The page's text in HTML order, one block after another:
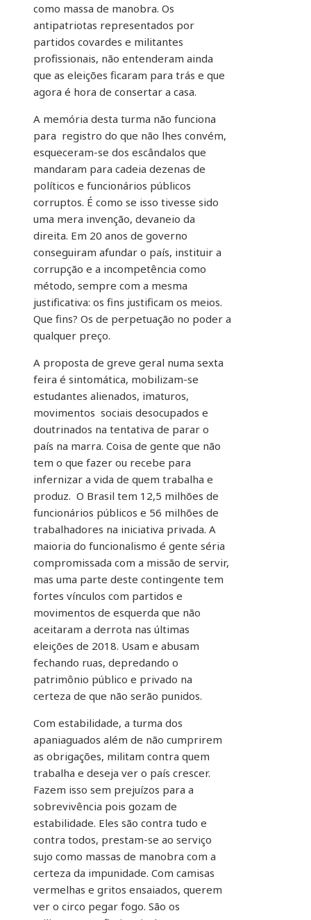
como massa de manobra. Os
antipatriotas representados por
partidos covardes e militantes
profissionais, não entenderam ainda
que as eleições ficaram para trás e que
agora é hora de consertar a casa.
A memória desta turma não funciona
para registro do que não lhes convém,
esqueceram-se dos escândalos que
mandaram para cadeia dezenas de
políticos e funcionários públicos
corruptos. É como se isso tivesse sido
uma mera invenção, devaneio da
direita. Em 20 anos de governo
conseguiram afundar o país, instituir a
corrupção e a incompetência como
método, sempre com a mesma
justificativa: os fins justificam os meios.
Que fins? Os de perpetuação no poder a
qualquer preço.
A proposta de greve geral numa sexta
feira é sintomática, mobilizam-se
estudantes alienados, imaturos,
movimentos sociais desocupados e
doutrinados na tentativa de parar o
país na marra. Coisa de gente que não
tem o que fazer ou recebe para
infernizar a vida de quem trabalha e
produz. O Brasil tem 12,5 milhões de
funcionários públicos e 56 milhões de
trabalhadores na iniciativa privada. A
maioria do funcionalismo é gente séria
compromissada com a missão de servir,
mas uma parte deste contingente tem
fortes vínculos com partidos e
movimentos de esquerda que não
aceitaram a derrota nas últimas
eleições de 2018. Usam e abusam
fechando ruas, depredando o
patrimônio público e privado na
certeza de que não serão punidos.
Com estabilidade, a turma dos
apaniaguados além de não cumprirem
as obrigações, militam contra quem
trabalha e deseja ver o país crescer.
Fazem isso sem prejuízos para a
sobrevivência pois gozam de
estabilidade. Eles são contra tudo e
contra todos, prestam-se ao serviço
sujo como massas de manobra com a
certeza da impunidade. Com camisas
vermelhas e gritos ensaiados, querem
ver o circo pegar fogo. São os